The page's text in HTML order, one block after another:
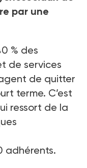
par une
% des
de services
de quitter
terme. C’est
ressort de la
adhérents.